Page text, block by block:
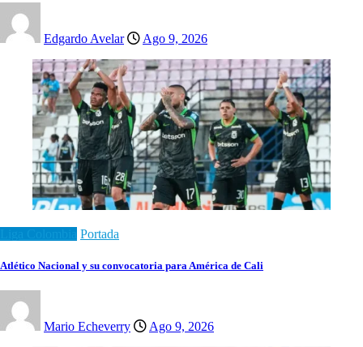
Edgardo Avelar Ago 9, 2026
Portada
Atlético Nacional y su convocatoria para América de Cali
Mario Echeverry Ago 9, 2026